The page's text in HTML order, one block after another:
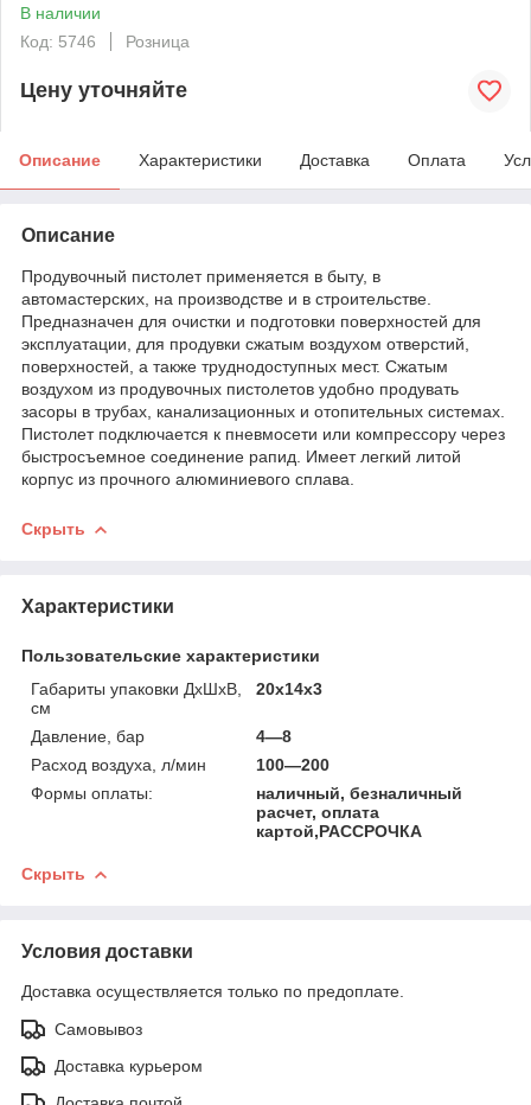
В наличии
Код: 5746
Розница
Цену уточняйте
Описание Характеристики Доставка Оплата
Описание
Продувочный пистолет применяется в быту, в
автомастерских, на производстве и в строительстве.
Предназначен для очистки и подготовки поверхностей для
эксплуатации, для продувки сжатым воздухом отверстий,
поверхностей, а также труднодоступных мест. Сжатым
воздухом из продувочных пистолетов удобно продувать
засоры в трубах, канализационных и отопительных системах.
Пистолет подключается к пневмосети или компрессору через
быстросъемное соединение рапид. Имеет легкий литой
корпус из прочного алюминиевого сплава.
Скрыть
Характеристики
Пользовательские характеристики
Габариты упаковки ДхШхВ,
см
20х14х3
Давление, бар
4—8
Расход воздуха, л/мин
100—200
Формы оплаты:
наличный, безналичный
расчет, оплата
картой,РАССРОЧКА
Скрыть
Условия доставки
Доставка осуществляется только по предоплате.
Самовывоз
Доставка курьером